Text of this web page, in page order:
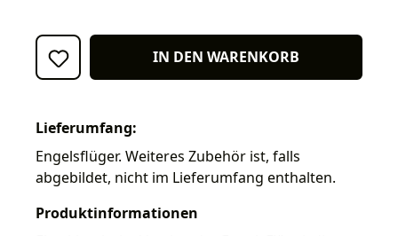
IN DEN WARENKORB
Lieferumfang:
Engelsflüger. Weiteres Zubehör ist, falls
abgebildet, nicht im Lieferumfang enthalten.
Produktinformationen